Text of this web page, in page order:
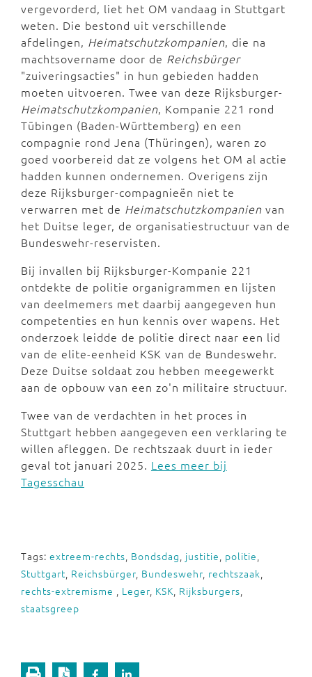
vergevorderd, liet het OM vandaag in Stuttgart
weten. Die bestond uit verschillende
afdelingen, Heimatschutzkompanien, die na
machtsovername door de Reichsbürger
"zuiveringsacties" in hun gebieden hadden
moeten uitvoeren. Twee van deze Rijksburger-
Heimatschutzkompanien, Kompanie 221 rond
Tübingen (Baden-Württemberg) en een
compagnie rond Jena (Thüringen), waren zo
goed voorbereid dat ze volgens het OM al actie
hadden kunnen ondernemen. Overigens zijn
deze Rijksburger-compagnieën niet te
verwarren met de Heimatschutzkompanien van
het Duitse leger, de organisatiestructuur van de
Bundeswehr-reservisten.
Bij invallen bij Rijksburger-Kompanie 221
ontdekte de politie organigrammen en lijsten
van deelmemers met daarbij aangegeven hun
competenties en hun kennis over wapens. Het
onderzoek leidde de politie direct naar een lid
van de elite-eenheid KSK van de Bundeswehr.
Deze Duitse soldaat zou hebben meegewerkt
aan de opbouw van een zo'n militaire structuur.
Twee van de verdachten in het proces in
Stuttgart hebben aangegeven een verklaring te
willen afleggen. De rechtszaak duurt in ieder
geval tot januari 2025. Lees meer bij
Tagesschau
Tags: extreem-rechts, Bondsdag, justitie, politie,
Stuttgart, Reichsbürger, Bundeswehr, rechtszaak,
rechts-extremisme , Leger, KSK, Rijksburgers,
staatsgreep